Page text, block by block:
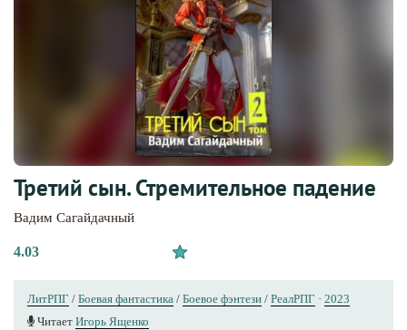
Третий сын. Стремительное падение
Вадим Сагайдачный
4.03
ЛитРПГ / Боевая фантастика / Боевое фэнтези / РеалРПГ · 2023
Читает Игорь Ященко